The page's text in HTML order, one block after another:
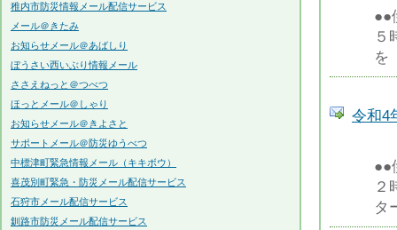
●●
５
を
令和4
●●
２
タ
稚内市防災情報メール配信サービス
メール＠きたみ
お知らせメール＠あばしり
ぼうさい西いぶり情報メール
ささえねっと＠つべつ
ほっとメール＠しゃり
お知らせメール＠きよさと
サポートメール＠防災ゆうべつ
中標津町緊急情報メール（キキボウ）
喜茂別町緊急・防災メール配信サービス
石狩市メール配信サービス
釧路市防災メール配信サービス